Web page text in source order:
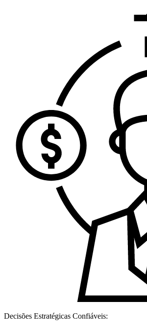
Decisões Estratégicas Confiáveis: